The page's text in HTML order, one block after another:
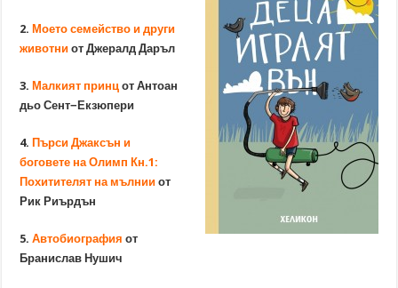
2. Моето семейство и други
животни от Джералд Даръл
3. Малкият принц от Антоан
дьо Сент−Екзюпери
4. Пърси Джаксън и
боговете на Олимп Кн.1:
Похитителят на мълнии от
Рик Риърдън
5.Автобиография от
Бранислав Нушич